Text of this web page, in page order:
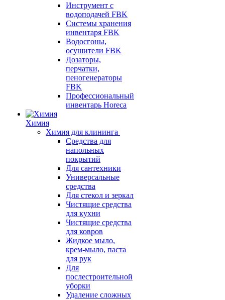
Инструмент с
водоподачей FBK
Системы хранения
инвентаря FBK
Водосгоны,
осушители FBK
Дозаторы,
перчатки,
пеногенераторы
FBK
Профессиональный
инвентарь Horeca
Химия
Химия для клининга
Средства для
напольных
покрытий
Для сантехники
Универсальные
средства
Для стекол и зеркал
Чистящие средства
для кухни
Чистящие средства
для ковров
Жидкое мыло,
крем-мыло, паста
для рук
Для
послестроительной
уборки
Удаление сложных